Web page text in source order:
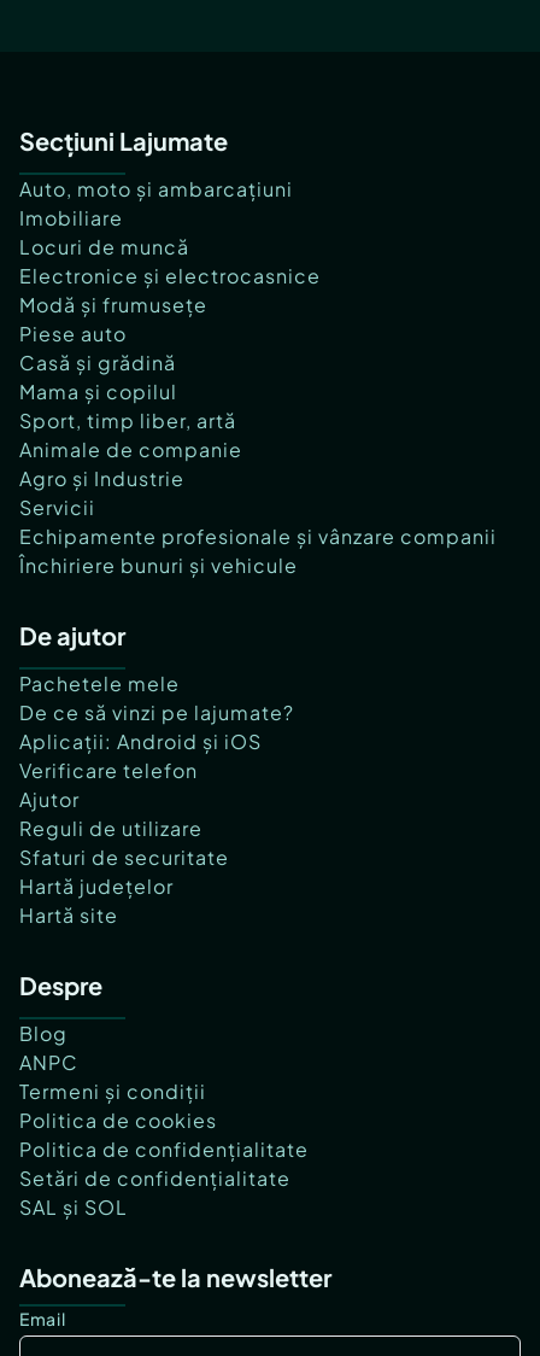
Secțiuni Lajumate
Auto, moto și ambarcațiuni
Imobiliare
Locuri de muncă
Electronice și electrocasnice
Modă și frumusețe
Piese auto
Casă și grădină
Mama și copilul
Sport, timp liber, artă
Animale de companie
Agro și Industrie
Servicii
Echipamente profesionale și vânzare companii
Închiriere bunuri și vehicule
De ajutor
Pachetele mele
De ce să vinzi pe lajumate?
Aplicații: Android și iOS
Verificare telefon
Ajutor
Reguli de utilizare
Sfaturi de securitate
Hartă județelor
Hartă site
Despre
Blog
ANPC
Termeni și condiții
Politica de cookies
Politica de confidențialitate
Setări de confidențialitate
SAL și SOL
Abonează-te la newsletter
Email